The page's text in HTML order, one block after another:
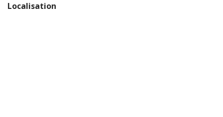
Localisation